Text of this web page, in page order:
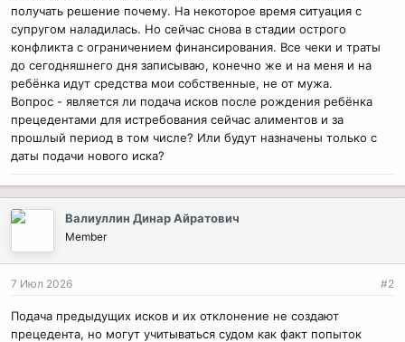
получать решение почему. На некоторое время ситуация с
супругом наладилась. Но сейчас снова в стадии острого
конфликта с ограничением финансирования. Все чеки и траты
до сегодняшнего дня записываю, конечно же и на меня и на
ребёнка идут средства мои собственные, не от мужа.
Вопрос - является ли подача исков после рождения ребёнка
прецедентами для истребования сейчас алиментов и за
прошлый период в том числе? Или будут назначены только с
даты подачи нового иска?
Валиуллин Динар Айратович
Member
7 Июл 2026 #2
Подача предыдущих исков и их отклонение не создают
прецедента, но могут учитываться судом как факт попыток